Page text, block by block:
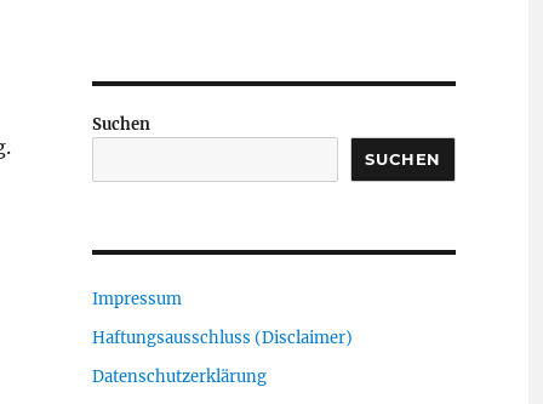
Suchen
SUCHEN
Impressum
Haftungsausschluss (Disclaimer)
Datenschutzerklärung